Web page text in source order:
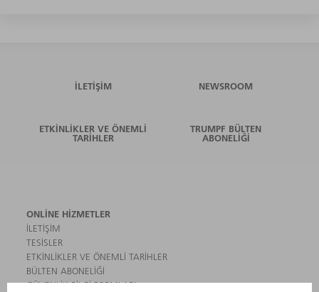
İLETIŞIM NEWSROOM
ETKINLIKLER VE ÖNEMLI
TARIHLER
TRUMPF BÜLTEN
ABONELIĞI
ONLINE HIZMETLER
İLETIŞIM
TESISLER
ETKINLIKLER VE ÖNEMLI TARIHLER
BÜLTEN ABONELIĞI
GÜVENLIK BILGI FORMLARI